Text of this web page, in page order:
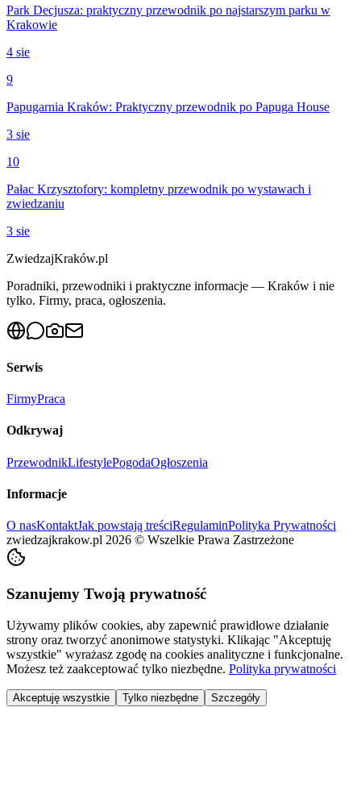
Park Decjusza: praktyczny przewodnik po najstarszym parku w
Krakowie
4 sie
9
Papugarnia Kraków: Praktyczny przewodnik po Papuga House
3 sie
10
Pałac Krzysztofory: kompletny przewodnik po wystawach i
zwiedzaniu
3 sie
ZwiedzajKraków.pl
Poradniki, przewodniki i praktyczne informacje — Kraków i nie
tylko. Firmy, praca, ogłoszenia.
Serwis
FirmyPraca
Odkrywaj
PrzewodnikLifestylePogodaOgłoszenia
Informacje
O nasKontaktJak powstają treściRegulaminPolityka Prywatności
zwiedzajkrakow.pl 2026 © Wszelkie Prawa Zastrzeżone
Szanujemy Twoją prywatność
Używamy plików cookies, aby zapewnić prawidłowe działanie
strony oraz tworzyć anonimowe statystyki. Klikając "Akceptuję
wszystkie" wyrażasz zgodę na cookies analityczne i funkcjonalne.
Możesz też zaakceptować tylko niezbędne. Polityka prywatności
Akceptuję wszystkie Tylko niezbędne Szczegóły